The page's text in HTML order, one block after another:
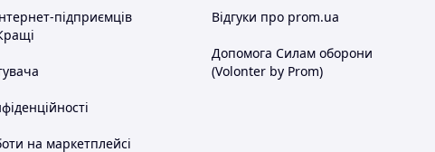
підприємців
на маркетплейсі
Відгуки про prom.ua
Допомога Силам оборони
(Volonter by Prom)